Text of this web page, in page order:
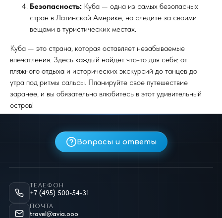
Безопасность: Куба — одна из самых безопасных
стран в Латинской Америке, но следите за своими
вещами в туристических местах.
Куба — это страна, которая оставляет незабываемые
впечатления. Здесь каждый найдет что-то для себя: от
пляжного отдыха и исторических экскурсий до танцев до
утра под ритмы сальсы. Планируйте свое путешествие
заранее, и вы обязательно влюбитесь в этот удивительный
остров!
Вопросы и ответы
ТЕЛЕФОН
+7 (495) 500-54-31
ПОЧТА
travel@avia.ooo